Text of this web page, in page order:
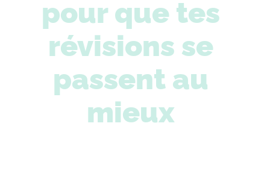
pour que tes
révisions se
passent au
mieux